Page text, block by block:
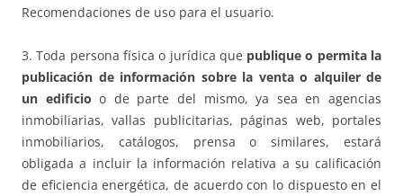
Recomendaciones de uso para el usuario.
3. Toda persona física o jurídica que publique o permita la
publicación de información sobre la venta o alquiler de
un edificio o de parte del mismo, ya sea en agencias
inmobiliarias, vallas publicitarias, páginas web, portales
inmobiliarios, catálogos, prensa o similares, estará
obligada a incluir la información relativa a su calificación
de eficiencia energética, de acuerdo con lo dispuesto en el